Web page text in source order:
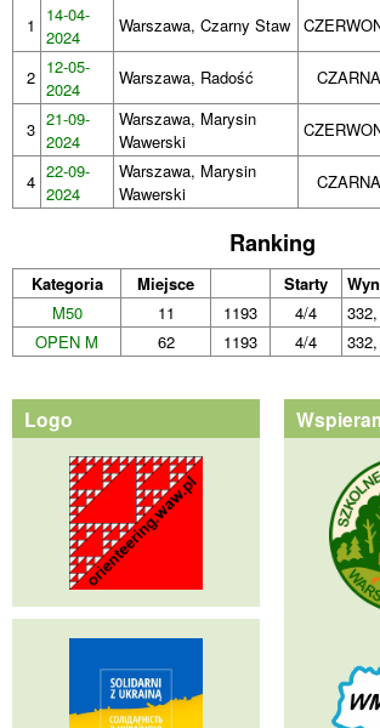
1
14-04-
2024
Warszawa, Czarny Staw
2 12-05-
2024
Warszawa, Radość CZARNA
3 21-09-
2024
Warszawa, Marysin
Wawerski
4 22-09-
2024
Warszawa, Marysin
Wawerski
CZARNA
Ranking
Kategoria Miejsce Starty
M50
11 1193 4/4
OPEN M
62 1193 4/4
Logo